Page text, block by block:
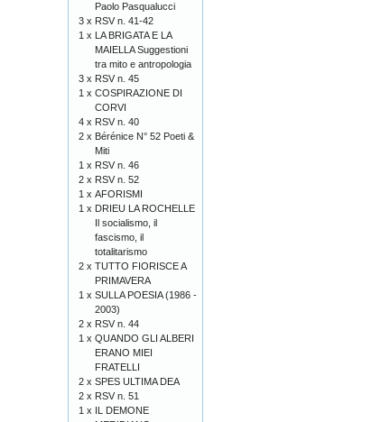
Paolo Pasqualucci
3 x RSV n. 41-42
1 x LA BRIGATA E LA
MAIELLA Suggestioni
tra mito e antropologia
3 x RSV n. 45
1 x COSPIRAZIONE DI
CORVI
4 x RSV n. 40
2 x Bérénice N° 52 Poeti &
Miti
1 x RSV n. 46
2 x RSV n. 52
1 x AFORISMI
1 x DRIEU LA ROCHELLE
Il socialismo, il
fascismo, il
totalitarismo
2 x TUTTO FIORISCE A
PRIMAVERA
1 x SULLA POESIA (1986 -
2003)
2 x RSV n. 44
1 x QUANDO GLI ALBERI
ERANO MIEI
FRATELLI
2 x SPES ULTIMA DEA
2 x RSV n. 51
1 x IL DEMONE